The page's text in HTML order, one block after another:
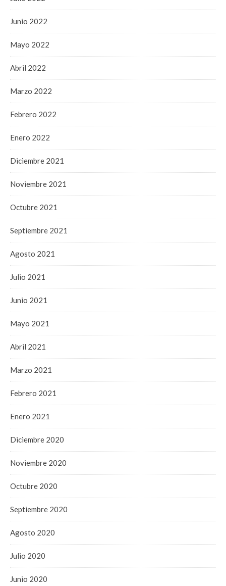
Junio 2022
Mayo 2022
Abril 2022
Marzo 2022
Febrero 2022
Enero 2022
Diciembre 2021
Noviembre 2021
Octubre 2021
Septiembre 2021
Agosto 2021
Julio 2021
Junio 2021
Mayo 2021
Abril 2021
Marzo 2021
Febrero 2021
Enero 2021
Diciembre 2020
Noviembre 2020
Octubre 2020
Septiembre 2020
Agosto 2020
Julio 2020
Junio 2020